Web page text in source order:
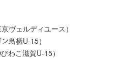
ェルディユース）
鳥栖U-15）
こ滋賀U-15）